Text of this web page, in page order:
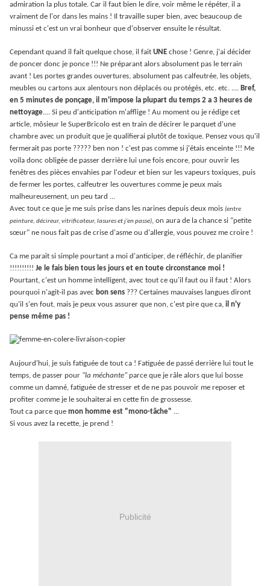
admiration la plus totale. Car il faut bien le dire, voir même le répéter, il a
vraiment de l'or dans les mains ! Il travaille super bien, avec beaucoup de
minussi et c'est un vrai bonheur que d'observer ensuite le résultat.
Cependant quand il fait quelque chose, il fait UNE chose ! Genre, j'ai décider
de poncer donc je ponce !!! Ne préparant alors absolument pas le terrain
avant ! Les portes grandes ouvertures, absolument pas calfeutrée, les objets,
meubles ou cartons aux alentours non déplacés ou protégés, etc. etc. .... Bref,
en 5 minutes de ponçage, il m'impose la plupart du temps 2 a 3 heures de
nettoyage.... Si peu d'anticipation m'afflige ! Au moment ou je rédige cet
article, môsieur le SuperBricolo est en train de décirer le parquet d'une
chambre avec un produit que je qualifierai plutôt de toxique. Pensez vous qu'il
fermerait pas porte ????? ben non ! c'est pas comme si j'étais enceinte !!! Me
voila donc obligée de passer derrière lui une fois encore, pour ouvrir les
fenêtres des pièces envahies par l'odeur et bien sur les vapeurs toxiques, puis
de fermer les portes, calfeutrer les ouvertures comme je peux mais
malheureusement, un peu tard ...
Avec tout ce que je me suis prise dans les narines depuis deux mois (entre
peinture, décireur, vitrificateur, lasures et j'en passe), on aura de la chance si "petite
sœur" ne nous fait pas de crise d'asme ou d'allergie, vous pouvez me croire !
Ca me parait si simple pourtant a moi d'anticiper, de réfléchir, de planifier
!!!!!!!!!! Je le fais bien tous les jours et en toute circonstance moi !
Pourtant, c'est un homme intelligent, avec tout ce qu'il faut ou il faut ! Alors
pourquoi n'agit-il pas avec bon sens ??? Certaines mauvaises langues diront
qu'il s'en fout, mais je peux vous assurer que non, c'est pire que ca, il n'y
pense même pas !
Aujourd'hui, je suis fatiguée de tout ca ! Fatiguée de passé derrière lui tout le
temps, de passer pour "la méchante" parce que je râle alors que lui bosse
comme un damné, fatiguée de stresser et de ne pas pouvoir me reposer et
profiter comme je le souhaiterai en cette fin de grossesse.
Tout ca parce que mon homme est "mono-tâche" ...
Si vous avez la recette, je prend !
Publicité